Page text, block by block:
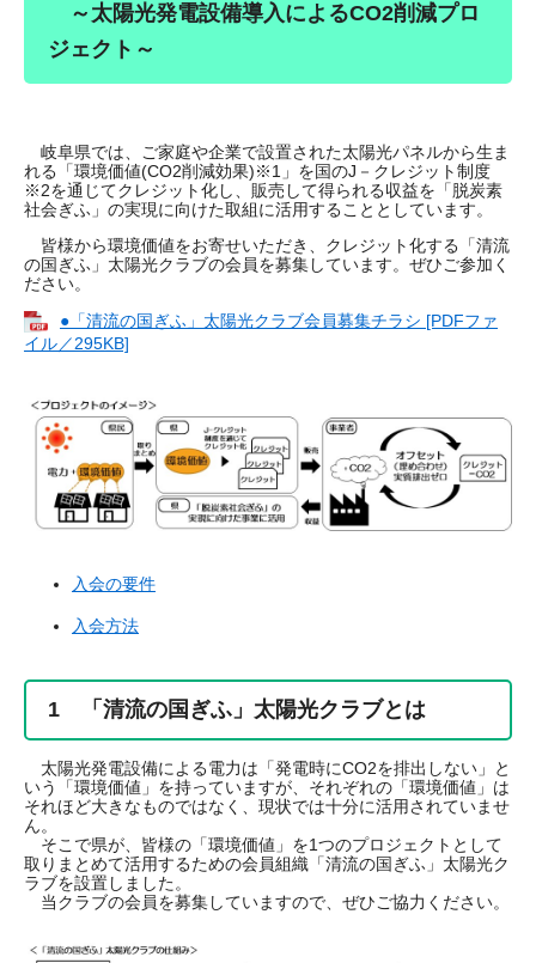
～太陽光発電設備導入によるCO2削減プロ
ジェクト～
岐阜県では、ご家庭や企業で設置された太陽光パネルから生ま
れる「環境価値(CO2削減効果)※1」を国のJ－クレジット制度
※2を通じてクレジット化し、販売して得られる収益を「脱炭素
社会ぎふ」の実現に向けた取組に活用することとしています。
皆様から環境価値をお寄せいただき、クレジット化する「清流
の国ぎふ」太陽光クラブの会員を募集しています。ぜひご参加く
ださい。
●「清流の国ぎふ」太陽光クラブ会員募集チラシ [PDFファ
イル／295KB]
入会の要件
入会方法
1 「清流の国ぎふ」太陽光クラブとは
太陽光発電設備による電力は「発電時にCO2を排出しない」と
いう「環境価値」を持っていますが、それぞれの「環境価値」は
それほど大きなものではなく、現状では十分に活用されていませ
ん。
そこで県が、皆様の「環境価値」を1つのプロジェクトとして
取りまとめて活用するための会員組織「清流の国ぎふ」太陽光ク
ラブを設置しました。
当クラブの会員を募集していますので、ぜひご協力ください。